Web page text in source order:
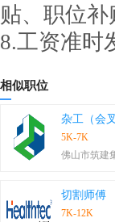
贴、职位补
8.工资准时
相似职位
杂工（会
5K-7K
佛山市筑建
切割师傅
7K-12K